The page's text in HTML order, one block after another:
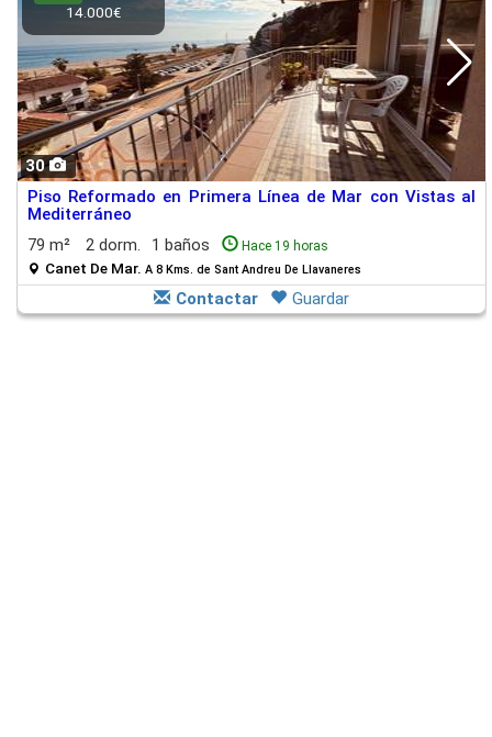
30
14.000€
Piso Reformado en Primera Línea de Mar con Vistas al
Mediterráneo
79 m²
2 dorm. 1 baños Hace 19 horas
Canet De Mar. A 8 Kms. de Sant Andreu De Llavaneres
Contactar Guardar